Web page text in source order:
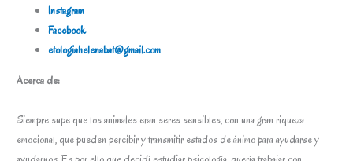
Instagram
Facebook
etologiahelenabat@gmail.com
Acerca de:
Siempre supe que los animales eran seres sensibles, con una gran riqueza
emocional, que pueden percibir y transmitir estados de ánimo para ayudarse y